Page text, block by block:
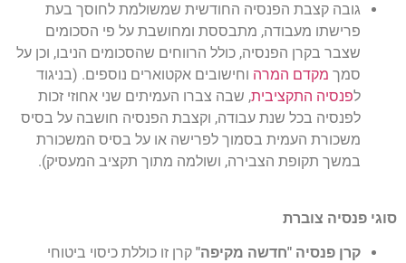
גובה קצבת הפנסיה החודשית שמשולמת לחוסך בעת
פרישתו מעבודה, מתבססת ומחושבת על פי הסכומים
שצבר בקרן הפנסיה, כולל הרווחים שהסכומים הניבו, וכן על
סמך מקדם המרה וחישובים אקטוארים נוספים. (בניגוד
לפנסיה התקציבית, שבה צברו העמיתים שני אחוזי זכות
לפנסיה בכל שנת עבודה, וקצבת הפנסיה חושבה על בסיס
משכורת העמית בסמוך לפרישה או על בסיס המשכורת
במשך תקופת הצבירה, ושולמה מתוך תקציב המעסיק).
סוגי פנסיה צוברת
קרן פנסיה "חדשה מקיפה" קרן זו כוללת כיסוי ביטוחי